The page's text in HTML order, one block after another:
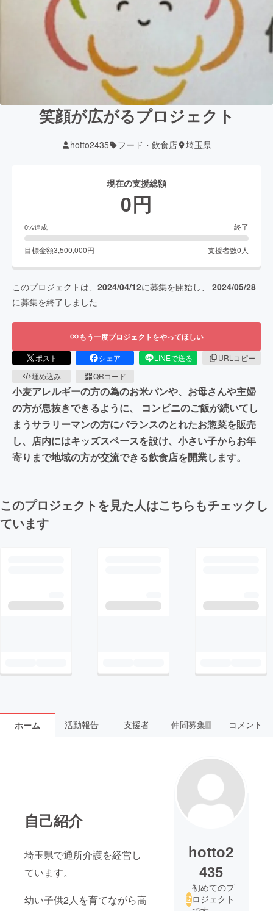
笑顔が広がるプロジェクト
hotto2435 フード・飲食店 埼玉県
現在の支援総額
0円
0%達成 終了
目標金額3,500,000円 支援者数0人
このプロジェクトは、 2024/04/12に募集を開始し、 2024/05/28
に募集を終了しました
もう一度プロジェクトをやってほしい
ポスト シェア LINEで送る
URLコピー
埋め込み
QRコード
小麦アレルギーの方の為のお米パンや、お母さんや主婦
の方が息抜きできるように、 コンビニのご飯が続いてし
まうサラリーマンの方にバランスのとれたお惣菜を販売
し、店内にはキッズスペースを設け、小さい子からお年
寄りまで地域の方が交流できる飲食店を開業します。
このプロジェクトを見た人はこちらもチェックし
ています
ホーム 活動報告 支援者 仲間募集 1 コメント
自己紹介
埼玉県で通所介護を経営し
ています。
幼い子供2人を育てながら高
hotto2
435
初めてのプ
ロジェクト